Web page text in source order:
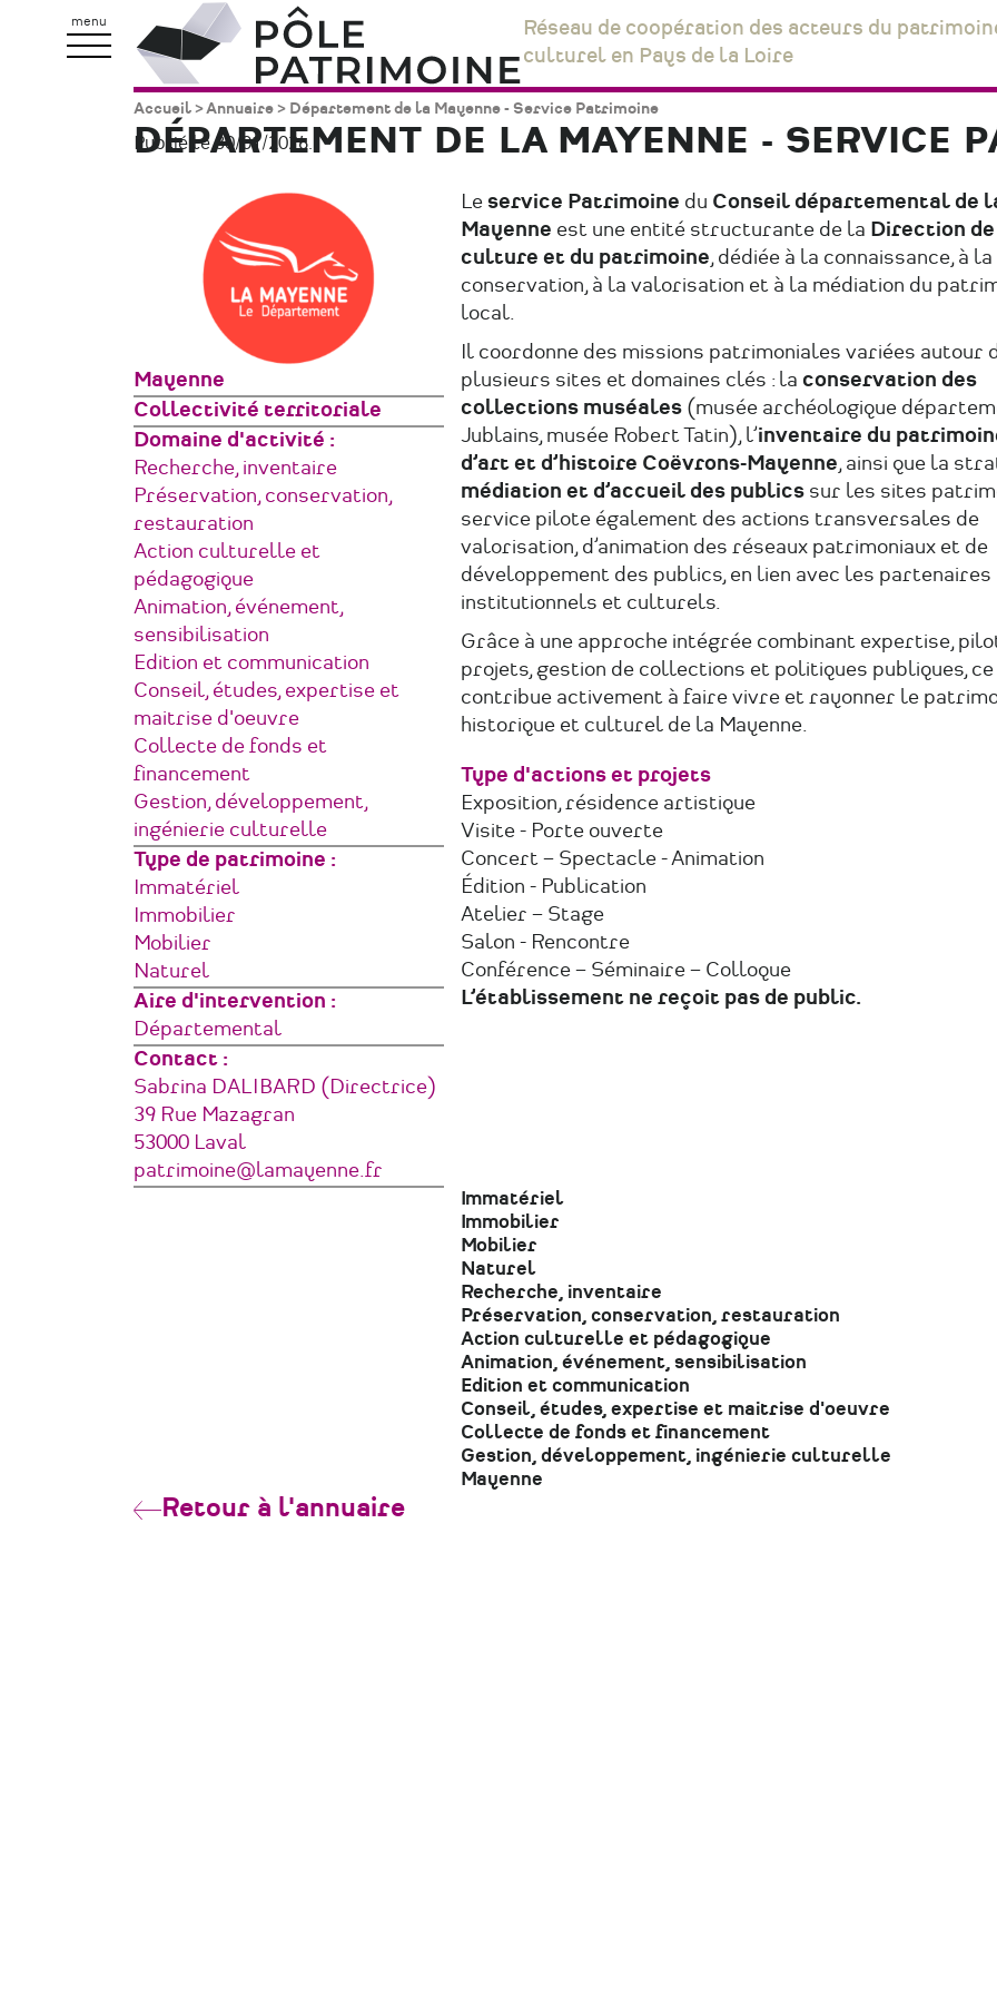
menu
Pôle
Patrimoine
Réseau de coopération des acteurs du
culturel en Pays de la Loire
Fil
Accueil Annuaire Département de la Mayenne - Service Patrimoine
DÉPARTEMENT DE LA MAYENNE - SERVICE
Publié le 30/01/2026.
Zone
géographique
Mayenne
Type
de
structure
Collectivité territoriale
Domaine d'activité
Recherche, inventaire
Préservation, conservation,
restauration
Action culturelle et
pédagogique
Animation, événement,
sensibilisation
Edition et communication
Conseil, études, expertise et
maitrise d'oeuvre
Collecte de fonds et
financement
Gestion, développement,
ingénierie culturelle
Type de patrimoine
Immatériel
Immobilier
Mobilier
Naturel
Aire d'intervention
Départemental
Contact :
Sabrina DALIBARD (Directrice)
Adresse
39 Rue Mazagran
53000 Laval
France
Courriel
patrimoine@lamayenne.fr
Le service Patrimoine du Conseil départemental de
Mayenne est une entité structurante de la Direction
culture et du patrimoine, dédiée à la connaissance, à la
conservation, à la valorisation et à la médiation du
local.
Il coordonne des missions patrimoniales variées autour
plusieurs sites et domaines clés : la conservation des
collections muséales(musée archéologique
Jublains, musée Robert Tatin), l’inventaire du
d’art et d’histoire Coëvrons-Mayenne, ainsi que la
médiation et d’accueil des publicssur les sites
service pilote également des actions transversales de
valorisation, d’animation des réseaux patrimoniaux et de
développement des publics, en lien avec les partenaires
institutionnels et culturels.
Grâce à une approche intégrée combinant expertise,
projets, gestion de collections et politiques publiques,
contribue activement à faire vivre et rayonner le
historique et culturel de la Mayenne.
Type d'actions et projets
Exposition, résidence artistique
Visite - Porte ouverte
Concert – Spectacle - Animation
Édition - Publication
Atelier – Stage
Salon - Rencontre
Conférence – Séminaire – Colloque
L’établissement ne reçoit pas de public.
Immatériel
Immobilier
Mobilier
Naturel
Recherche, inventaire
Préservation, conservation, restauration
Action culturelle et pédagogique
Animation, événement, sensibilisation
Edition et communication
Conseil, études, expertise et maitrise d'oeuvre
Collecte de fonds et financement
Gestion, développement, ingénierie culturelle
Mayenne
Retour à l'annuaire